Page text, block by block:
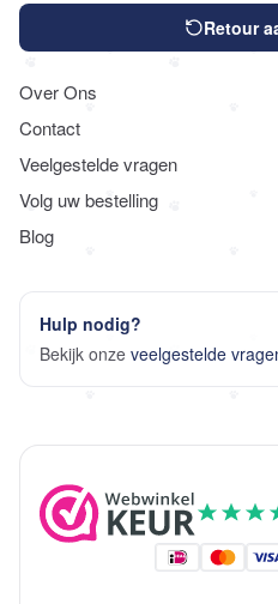
Retour
Over Ons
Contact
Veelgestelde vragen
Volg uw bestelling
Blog
Hulp nodig?
Bekijk onze veelgestelde